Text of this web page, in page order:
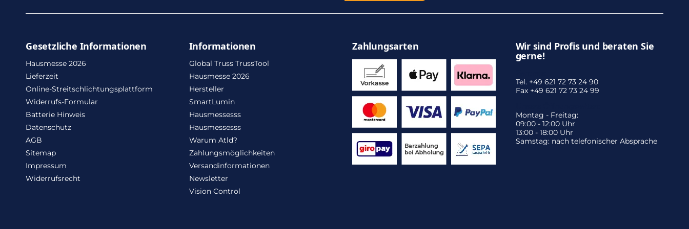
Gesetzliche Informationen
Hausmesse 2026
Lieferzeit
Online-Streitschlichtungsplattform
Widerrufs-Formular
Batterie Hinweis
Datenschutz
AGB
Sitemap
Impressum
Widerrufsrecht
Informationen
Global Truss TrussTool
Hausmesse 2026
Hersteller
SmartLumin
Hausmessesss
Hausmessesss
Warum Atld?
Zahlungsmöglichkeiten
Versandinformationen
Newsletter
Vision Control
Zahlungsarten Wir sind Profis und beraten Sie
gerne!
Tel. +49 621 72 73 24 90
Fax +49 621 72 73 24 99
Montag - Freitag:
09:00 - 12:00 Uhr
13:00 - 18:00 Uhr
Samstag: nach telefonischer Absprache